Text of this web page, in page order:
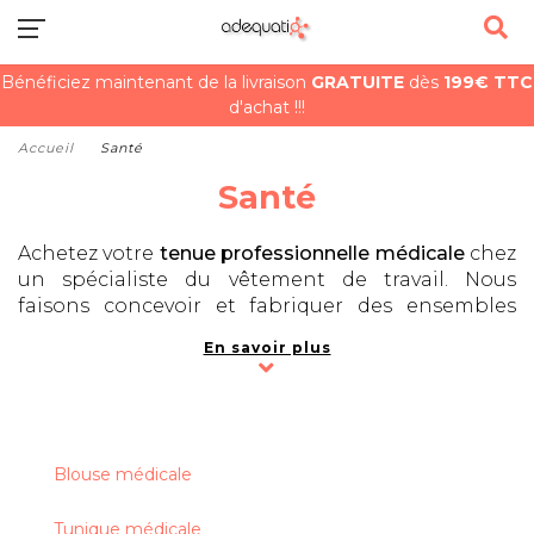
Bénéficiez maintenant de la livraison GRATUITE dès 199€ TTC
d'achat !!!
Accueil Santé
Santé
Achetez votre tenue professionnelle médicalechez
un spécialiste du vêtement de travail. Nous
faisons concevoir et fabriquer des ensembles
vêtements pour les infirmiers et infirmières,
étudiants. Si vous désirez acheter une
En savoir plus
Blouse médicale
Tunique médicale